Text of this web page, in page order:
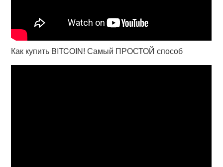
Как купить BITCOIN! Самый ПРОСТОЙ способ